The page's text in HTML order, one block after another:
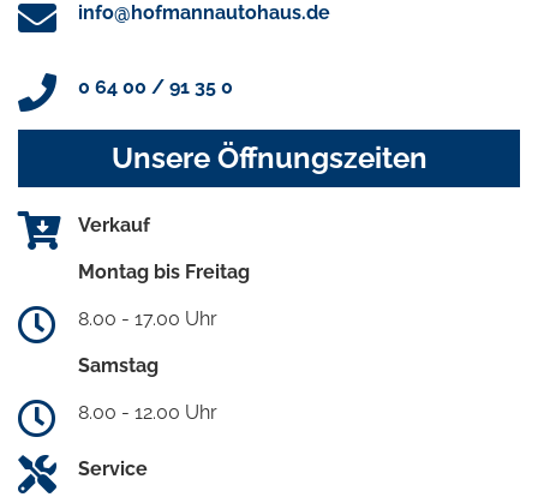
info@hofmannautohaus.de
0 64 00 / 91 35 0
Unsere Öffnungszeiten
Verkauf
Montag bis Freitag
8.00 - 17.00 Uhr
Samstag
8.00 - 12.00 Uhr
Service